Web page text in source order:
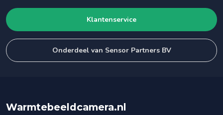
Klantenservice
Onderdeel van Sensor Partners BV
Warmtebeeldcamera.nl